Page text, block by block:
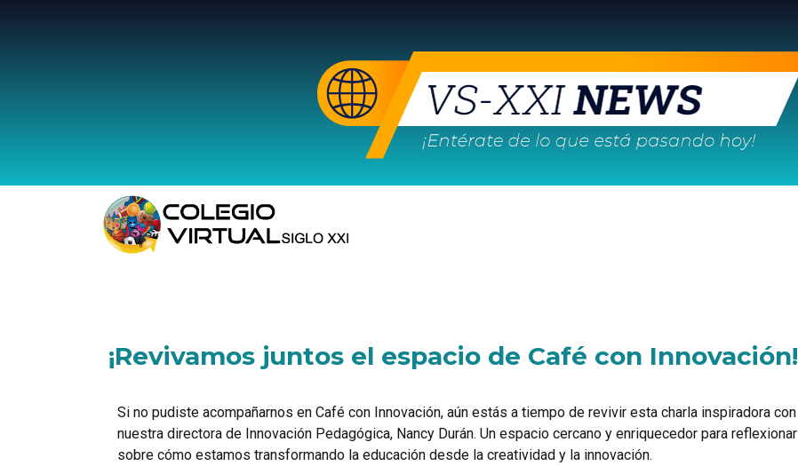
¡Revivamos juntos el espacio de Café con Innovación!
Si no pudiste acompañarnos en Café con Innovación, aún estás a tiempo de revivir esta charla inspiradora con
nuestra directora de Innovación Pedagógica, Nancy Durán. Un espacio cercano y enriquecedor para reflexionar
sobre cómo estamos transformando la educación desde la creatividad y la innovación.